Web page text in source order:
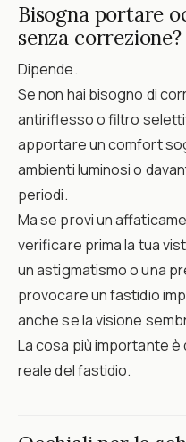
Bisogna portare
senza correzione?
Dipende.
Se non hai bisogno di
antiriflesso o filtro
apportare un comfort
ambienti luminosi o
periodi.
Ma se provi un
verificare prima la tua
un astigmatismo o una
provocare un fastidio
anche se la visione
La cosa più importante è
reale del fastidio.